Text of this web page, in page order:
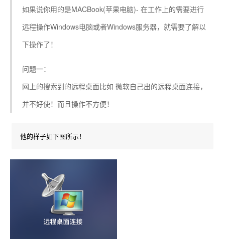
如果说你用的是MACBook(苹果电脑)- 在工作上的需要进行
远程操作Windows电脑或者Windows服务器，就需要了解以
下操作了！
问题一：
网上的搜索到的远程桌面比如 微软自己出的远程桌面连接，
并不好使！而且操作不方便！
他的样子如下图所示！